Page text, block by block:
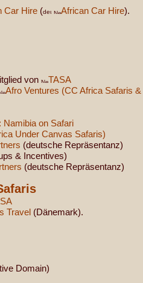
Car Hire ( African Car Hire).
von
TASA
Afro Ventures (CC Africa Safaris &
Namibia on Safari
Under Canvas Safaris)
(deutsche Repräsentanz)
& Incentives)
(deutsche Repräsentanz)
Travel (Dänemark).
Domain)